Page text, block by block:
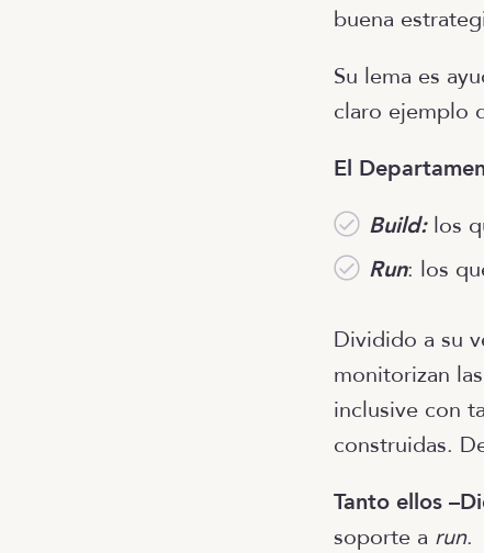
buena
Su lema es
claro ejemplo
El
Build:los
Run: los
Dividido a su
monitorizan
inclusive con
construidas.
Tanto ellos
soporte a run.